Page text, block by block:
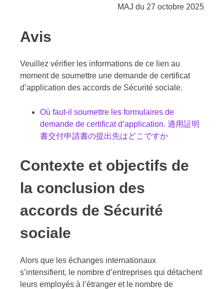
MAJ du 27 octobre 2025
Avis
Veuillez vérifier les informations de ce lien au
moment de soumettre une demande de certificat
d’application des accords de Sécurité sociale.
Où faut-il soumettre les formulaires de
demande de certificat d’application. 適用証明
書交付申請書の提出先はどこですか
Contexte et objectifs de
la conclusion des
accords de Sécurité
sociale
Alors que les échanges internationaux
s’intensifient, le nombre d’entreprises qui détachent
leurs employés à l’étranger et le nombre de